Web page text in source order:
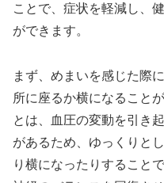
ことで、症状を軽減し、
ができます。
まず、めまいを感じた際
所に座るか横になること
とは、血圧の変動を引き
があるため、ゆっくりと
り横になったりすること